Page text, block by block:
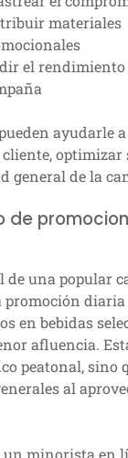
materiales
el rendimiento
ayudarle
optimizar
general de la
de
de una popular
diaria
en bebidas
afluencia.
peatonal, sino
al
un minorista en